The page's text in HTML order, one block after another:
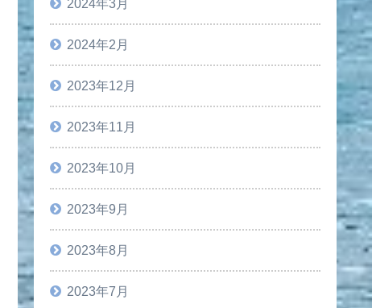
2024年3月
2024年2月
2023年12月
2023年11月
2023年10月
2023年9月
2023年8月
2023年7月